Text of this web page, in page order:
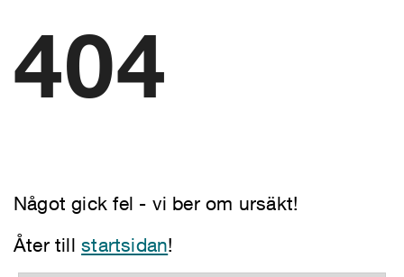
404
Något gick fel - vi ber om ursäkt!
Åter tillstartsidan!